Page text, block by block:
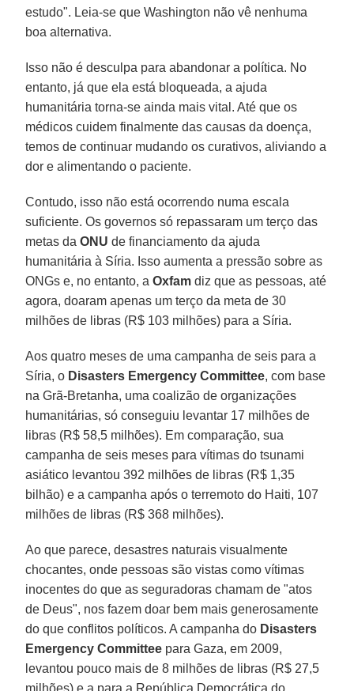
estudo". Leia-se que Washington não vê nenhuma
boa alternativa.
Isso não é desculpa para abandonar a política. No
entanto, já que ela está bloqueada, a ajuda
humanitária torna-se ainda mais vital. Até que os
médicos cuidem finalmente das causas da doença,
temos de continuar mudando os curativos, aliviando a
dor e alimentando o paciente.
Contudo, isso não está ocorrendo numa escala
suficiente. Os governos só repassaram um terço das
metas daONU de financiamento da ajuda
humanitária à Síria. Isso aumenta a pressão sobre as
ONGs e, no entanto, aOxfam diz que as pessoas, até
agora, doaram apenas um terço da meta de 30
milhões de libras (R$ 103 milhões) para a Síria.
Aos quatro meses de uma campanha de seis para a
Síria, o Disasters Emergency Committee, com base
na Grã-Bretanha, uma coalizão de organizações
humanitárias, só conseguiu levantar 17 milhões de
libras (R$ 58,5 milhões). Em comparação, sua
campanha de seis meses para vítimas do tsunami
asiático levantou 392 milhões de libras (R$ 1,35
bilhão) e a campanha após o terremoto do Haiti, 107
milhões de libras (R$ 368 milhões).
Ao que parece, desastres naturais visualmente
chocantes, onde pessoas são vistas como vítimas
inocentes do que as seguradoras chamam de "atos
de Deus", nos fazem doar bem mais generosamente
do que conflitos políticos. A campanha do Disasters
Emergency Committee para Gaza, em 2009,
levantou pouco mais de 8 milhões de libras (R$ 27,5
milhões) e a para a República Democrática do